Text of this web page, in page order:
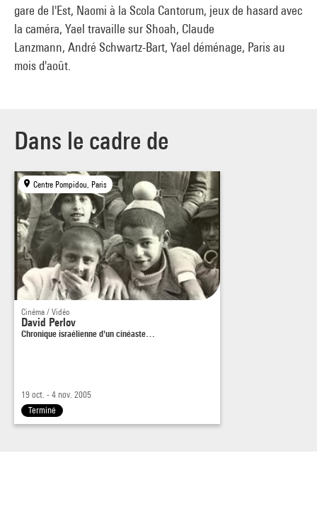
gare de l'Est, Naomi à la Scola Cantorum, jeux de hasard avec
la caméra, Yael travaille sur Shoah, Claude
Lanzmann, André Schwartz-Bart, Yael déménage, Paris au
mois d'août.
Dans le cadre de
Centre Pompidou, Paris
Cinéma / Vidéo
David Perlov
Chronique israélienne d'un cinéaste…
19 oct. - 4 nov. 2005
Terminé